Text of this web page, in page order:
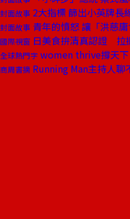
封面故事 2大指標 篩出小英牌長
封面故事 青年的憤怒 讓「洪慈
國際視窗 日美食拚清真認證 拉
全球熱門字 women thrive撐天下
商周書摘 Running Man主持人聊